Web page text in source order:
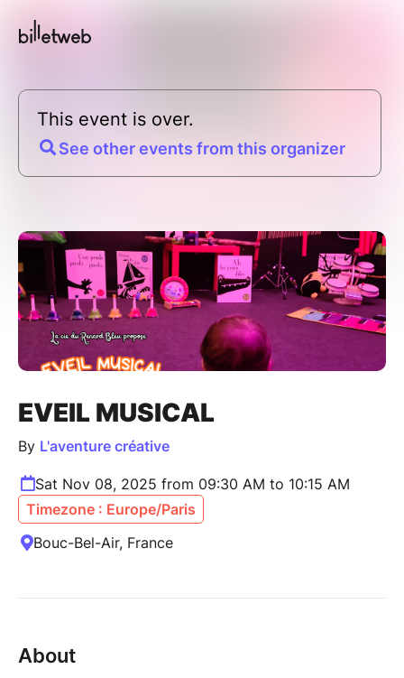
This event is over.
See other events from this organizer
EVEIL MUSICAL
By L'aventure créative
Sat Nov 08, 2025 from 09:30 AM to 10:15 AM
Timezone : Europe/Paris
Bouc-Bel-Air, France
About